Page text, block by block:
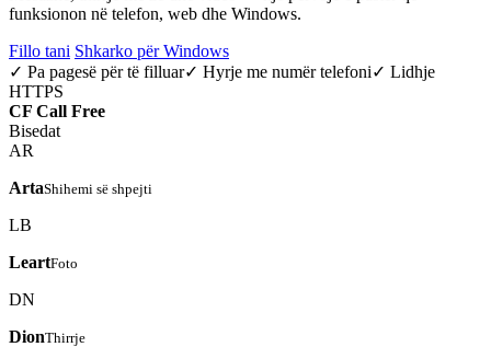
funksionon në telefon, web dhe Windows.
Fillo tani Shkarko për Windows
✓ Pa pagesë për të filluar✓ Hyrje me numër telefoni✓ Lidhje
HTTPS
CF Call Free
Bisedat
AR
ArtaShihemi së shpejti
LB
LeartFoto
DN
DionThirrje